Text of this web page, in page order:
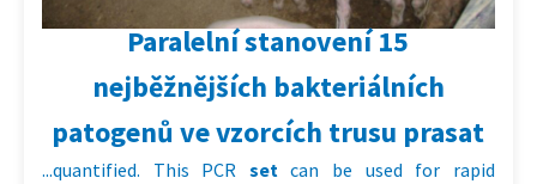
Paralelní stanovení 15
nejběžnějších bakteriálních
patogenů ve vzorcích trusu prasat
...quantified. This PCR setcan be used for rapid